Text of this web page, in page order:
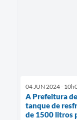
04 JUN 2024 -
A Prefeitura
tanque de
de 1500 litros